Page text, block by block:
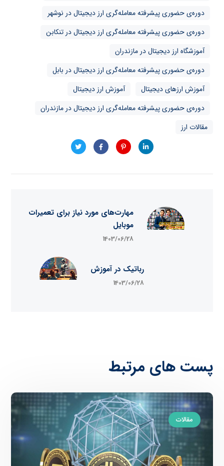
دوره‌ی حضوری پیشرفته معامله‌گری ارز دیجیتال در نوشهر
دوره‌ی حضوری پیشرفته معامله‌گری ارز دیجیتال در تنکابن
آموزشگاه ارز دیجیتال در مازندران
دوره‌ی حضوری پیشرفته معامله‌گری ارز دیجیتال در بابل
آموزش ارزهای دیجیتال
آموزش ارز دیجیتال
دوره‌ی حضوری پیشرفته معامله‌گری ارز دیجیتال در مازندران
مقالات ارز
مهارت‌های مورد نیاز برای تعمیرات
موبایل
1403/06/28
رباتیک در آموزش
1403/06/28
پست های مرتبط
مقالات